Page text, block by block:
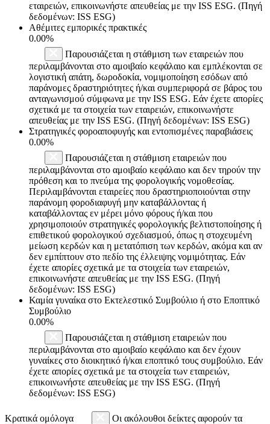
εταιρειών, επικοινωνήστε απευθείας με την ISS ESG. (Πηγή
δεδομένων: ISS ESG)
Αθέμιτες εμπορικές πρακτικές
0.00%
Παρουσιάζεται η στάθμιση των εταιρειών που
περιλαμβάνονται στο αμοιβαίο κεφάλαιο και εμπλέκονται σε
λογιστική απάτη, δωροδοκία, νομιμοποίηση εσόδων από
παράνομες δραστηριότητες ή/και συμπεριφορά σε βάρος του
ανταγωνισμού σύμφωνα με την ISS ESG. Εάν έχετε απορίες
σχετικά με τα στοιχεία των εταιρειών, επικοινωνήστε
απευθείας με την ISS ESG. (Πηγή δεδομένων: ISS ESG)
Στρατηγικές φοροαποφυγής και εντοπισμένες παραβιάσεις
0.00%
Παρουσιάζεται η στάθμιση εταιρειών που
περιλαμβάνονται στο αμοιβαίο κεφάλαιο και δεν τηρούν την
πρόθεση και το πνεύμα της φορολογικής νομοθεσίας.
Περιλαμβάνονται εταιρείες που δραστηριοποιούνται στην
παράνομη φοροδιαφυγή μην καταβάλλοντας ή
καταβάλλοντας εν μέρει μόνο φόρους ή/και που
χρησιμοποιούν στρατηγικές φορολογικής βελτιστοποίησης ή
επιθετικού φορολογικού σχεδιασμού, όπως η στοχευμένη
μείωση κερδών και η μετατόπιση των κερδών, ακόμα και αν
δεν εμπίπτουν στο πεδίο της έλλειψης νομιμότητας. Εάν
έχετε απορίες σχετικά με τα στοιχεία των εταιρειών,
επικοινωνήστε απευθείας με την ISS ESG. (Πηγή
δεδομένων: ISS ESG)
Καμία γυναίκα στο Εκτελεστικό Συμβούλιο ή στο Εποπτικό
Συμβούλιο
0.00%
Παρουσιάζεται η στάθμιση εταιρειών που
περιλαμβάνονται στο αμοιβαίο κεφάλαιο και δεν έχουν
γυναίκες στο διοικητικό ή/και εποπτικό τους συμβούλιο. Εάν
έχετε απορίες σχετικά με τα στοιχεία των εταιρειών,
επικοινωνήστε απευθείας με την ISS ESG. (Πηγή
δεδομένων: ISS ESG)
Κρατικά ομόλογα
Οι ακόλουθοι δείκτες αφορούν τα